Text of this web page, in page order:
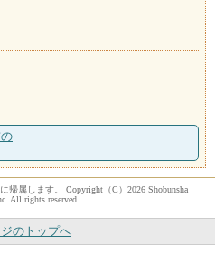
属します。 Copyright（C）2026 Shobunsha
All rights reserved.
のトップへ